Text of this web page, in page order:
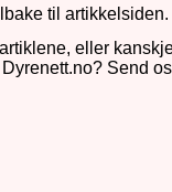
til artikkelsiden.
eller
Send